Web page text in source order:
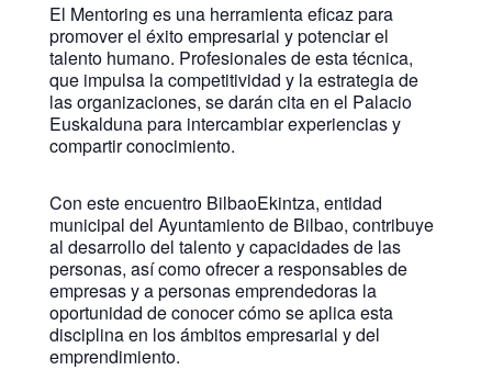
El Mentoring es una herramienta eficaz para
promover el éxito empresarial y potenciar el
talento humano. Profesionales de esta técnica,
que impulsa la competitividad y la estrategia de
las organizaciones, se darán cita en el Palacio
Euskalduna para intercambiar experiencias y
compartir conocimiento.
Con este encuentro BilbaoEkintza, entidad
municipal del Ayuntamiento de Bilbao, contribuye
al desarrollo del talento y capacidades de las
personas, así como ofrecer a responsables de
empresas y a personas emprendedoras la
oportunidad de conocer cómo se aplica esta
disciplina en los ámbitos empresarial y del
emprendimiento.